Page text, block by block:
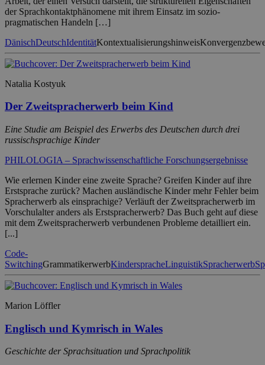
der Sprachkontaktphänomene mit ihrem Einsatz im sozio-
pragmatischen Handeln […]
DänischDeutschIdentitätKontextualisierungshinweis
Natalia Kostyuk
Der Zweitspracherwerb beim Kind
Eine Studie am Beispiel des Erwerbs des Deutschen durch drei
russischsprachige Kinder
PHILOLOGIA – Sprachwissenschaftliche Forschungsergebnisse
Wie erlernen Kinder eine zweite Sprache? Greifen Kinder auf ihre
Erstsprache zurück? Machen ausländische Kinder mehr Fehler beim
Spracherwerb als einsprachige? Verläuft der Zweitspracherwerb im
Vorschulalter anders als Erstspracherwerb? Das Buch geht auf diese
mit dem Zweitspracherwerb verbundenen Probleme detailliert ein.
[...]
Code-
SwitchingGrammatikerwerbKinderspracheLinguistikSpracherwerb
Marion Löffler
Englisch und Kymrisch in Wales
Geschichte der Sprachsituation und Sprachpolitik